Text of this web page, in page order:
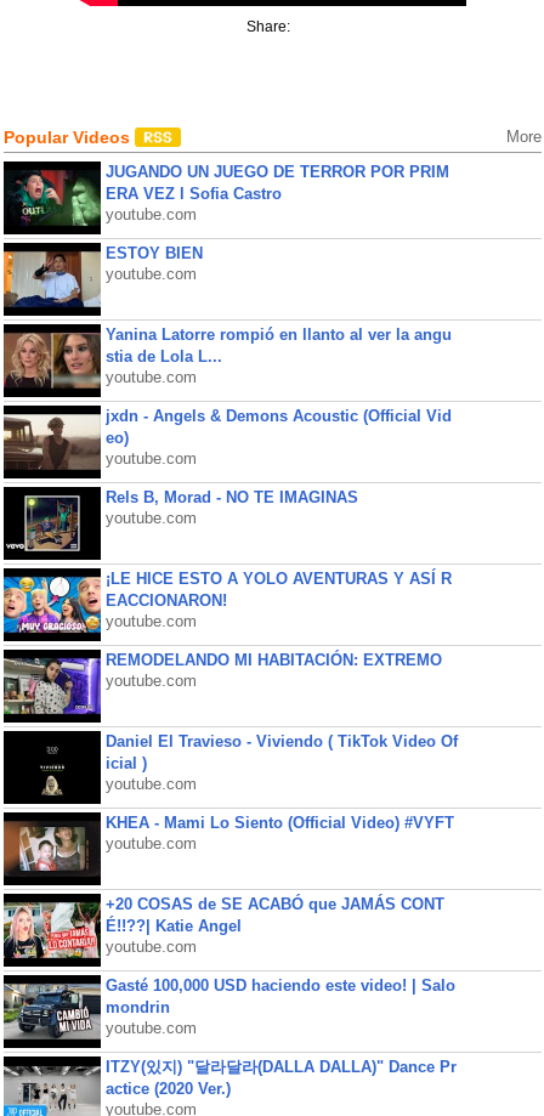
Share:
Popular Videos More
JUGANDO UN JUEGO DE TERROR POR PRIM
ERA VEZ l Sofia Castro
youtube.com
ESTOY BIEN
youtube.com
Yanina Latorre rompió en llanto al ver la angu
stia de Lola L...
youtube.com
jxdn - Angels & Demons Acoustic (Official Vid
eo)
youtube.com
Rels B, Morad - NO TE IMAGINAS
youtube.com
¡LE HICE ESTO A YOLO AVENTURAS Y ASÍ R
EACCIONARON!
youtube.com
REMODELANDO MI HABITACIÓN: EXTREMO
youtube.com
Daniel El Travieso - Viviendo ( TikTok Video Of
icial )
youtube.com
KHEA - Mami Lo Siento (Official Video) #VYFT
youtube.com
+20 COSAS de SE ACABÓ que JAMÁS CONT
É!!??| Katie Angel
youtube.com
Gasté 100,000 USD haciendo este video! | Salo
mondrin
youtube.com
ITZY(있지) "달라달라(DALLA DALLA)" Dance Pr
actice (2020 Ver.)
youtube.com